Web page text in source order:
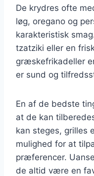
De krydres ofte
løg, oregano og
karakteristisk
tzatziki eller en
græskefrikadeller
er sund og
En af de bedste
at de kan
kan steges, grilles
mulighed for at
præferencer.
de altid være en